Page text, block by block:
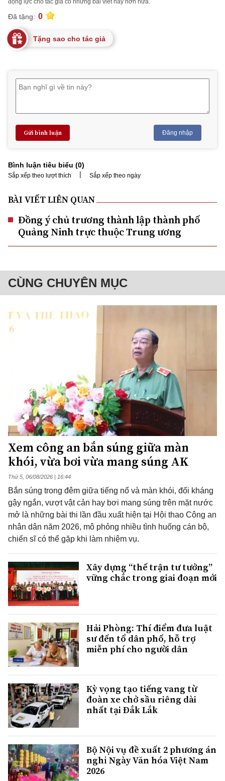
động lực cho tác giả có những bài viết hay hơn nữa.
Đã tặng: 0
Tặng sao cho tác giả
Gửi bình luận Đăng nhập
Bình luận tiêu biểu (0)
Sắp xếp theo lượt thích | Sắp xếp theo ngày
BÀI VIẾT LIÊN QUAN
Đồng ý chủ trương thành lập thành phố
Quảng Ninh trực thuộc Trung ương
CÙNG CHUYÊN MỤC
Xem công an bắn súng giữa màn
khói, vừa bơi vừa mang súng AK
Thứ 5, 06/08/2026 | 16:44
Bắn súng trong đêm giữa tiếng nổ và màn khói, đối kháng
gậy ngắn, vượt vật cản hay bơi mang súng trên mặt nước
mở là những bài thi lần đầu xuất hiện tại Hội thao Công an
nhân dân năm 2026, mô phỏng nhiều tình huống cán bộ,
chiến sĩ có thể gặp khi làm nhiệm vụ.
Xây dựng “thế trận tư tưởng”
vững chắc trong giai đoạn mới
Hải Phòng: Thí điểm đưa luật
sư đến tổ dân phố, hỗ trợ
miễn phí cho người dân
Kỳ vọng tạo tiếng vang từ
đoàn xe chở sầu riêng dài
nhất tại Đắk Lắk
Bộ Nội vụ đề xuất 2 phương án
nghỉ Ngày Văn hóa Việt Nam
2026